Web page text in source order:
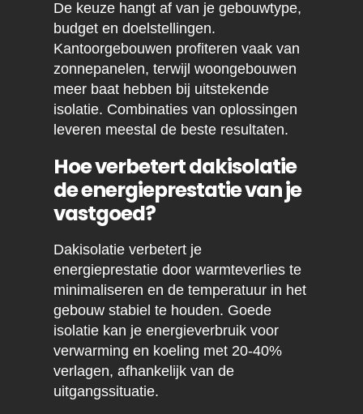
De keuze hangt af van je gebouwtype,
budget en doelstellingen.
Kantoorgebouwen profiteren vaak van
zonnepanelen, terwijl woongebouwen
meer baat hebben bij uitstekende
isolatie. Combinaties van oplossingen
leveren meestal de beste resultaten.
Hoe verbetert dakisolatie
de energieprestatie van je
vastgoed?
Dakisolatie verbetert je
energieprestatie door warmteverlies te
minimaliseren en de temperatuur in het
gebouw stabiel te houden. Goede
isolatie kan je energieverbruik voor
verwarming en koeling met 20-40%
verlagen, afhankelijk van de
uitgangssituatie.